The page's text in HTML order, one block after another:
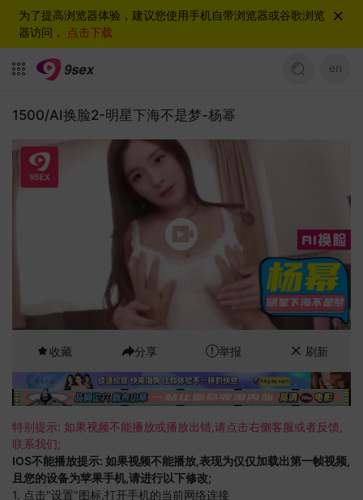
为了提高浏览器体验，建议您使用手机自带浏览器或谷歌浏览
器访问， 点击下载
en
1500/AI换脸2-明星下海不是梦-杨幂
收藏 分享 举报 刷新
特别提示: 如果视频不能播放或播放出错,请点击右侧客服或者反馈,
联系我们;
IOS不能播放提示: 如果视频不能播放,表现为仅仅加载出第一帧视频,
且您的设备为苹果手机,请进行以下修改;
1. 点击"设置"图标,打开手机的当前网络连接